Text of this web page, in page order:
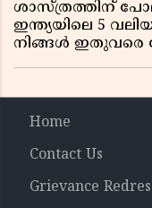
ശാസ്ത്രത്തിന്
ഇന്ത്യയിലെ 5
നിങ്ങൾ ഇതുവരെ
Home
Contact Us
Grievance